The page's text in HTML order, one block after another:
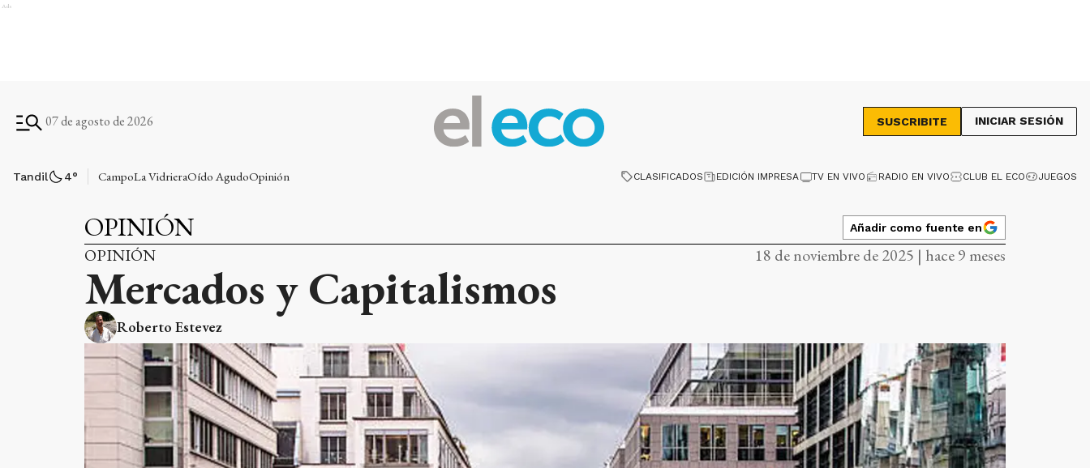
Ads
07 de agosto de 2026 SUSCRIBITE INICIAR SESIÓN
Tandil 4° CampoLa VidrieraOído AgudoOpinión CLASIFICADOS EDICIÓN IMPRESA TV EN VIVO RADIO EN VIVO CLUB EL ECO JUEGOS
OPINIÓN Añadir como fuente en
OPINIÓN 18 de noviembre de 2025 | hace 9 meses
Mercados y Capitalismos
Roberto Estevez